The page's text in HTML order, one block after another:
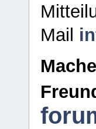
Mail